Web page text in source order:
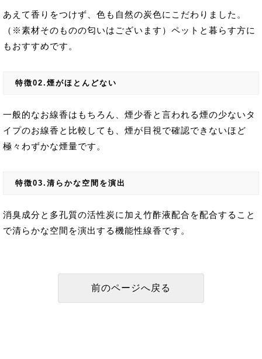
あえて香りをつけず、色も自然の炭色にこだわりました。
（※素材そのものの匂いはございます）ペットと暮らす方に
もおすすめです。
特徴02.煙がほとんどない
一般的なお線香はもちろん、煙少香と言われる煙の少ないタ
イプのお線香と比較しても、煙が目視で確認できないほど
極々わずかな煙量です。
特徴03.清らかな空間を演出
消臭成分と多孔質の活性炭に加え竹酢液配合を配合すること
で清らかな空間を演出する機能性線香です。